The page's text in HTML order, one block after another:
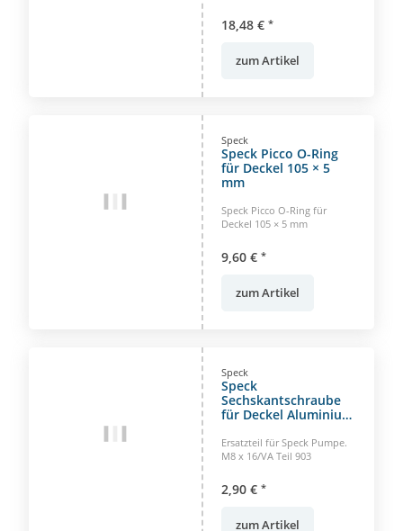
18,48 € *
zum Artikel
Speck
Speck Picco O-Ring
für Deckel 105 × 5
mm
Speck Picco O-Ring für
Deckel 105 × 5 mm
9,60 € *
zum Artikel
Speck
Speck
Sechskantschraube
für Deckel Aluminium
Ersatzteil für Speck Pumpe.
M8 x 16/VA Teil 903
2,90 € *
zum Artikel